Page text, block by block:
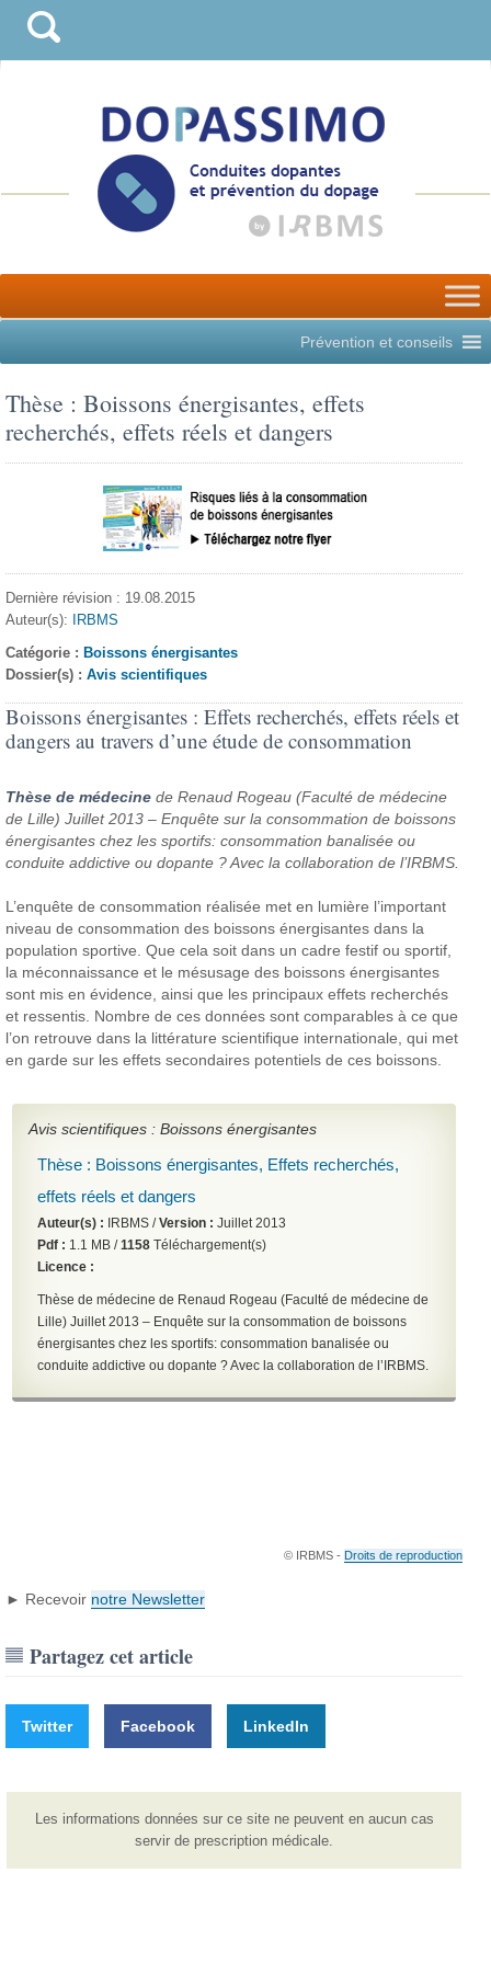
Prévention et conseils
Thèse : Boissons énergisantes, effets
recherchés, effets réels et dangers
Dernière révision : 19.08.2015
Auteur(s):
IRBMS
Catégorie : Boissons énergisantes
Dossier(s) :Avis scientifiques
Boissons énergisantes : Effets recherchés, effets réels et
dangers au travers d’une étude de consommation
Thèse de médecine de Renaud Rogeau (Faculté de médecine
de Lille) Juillet 2013 – Enquête sur la consommation de boissons
énergisantes chez les sportifs: consommation banalisée ou
conduite addictive ou dopante ? Avec la collaboration de l’IRBMS.
L’enquête de consommation réalisée met en lumière l’important
niveau de consommation des boissons énergisantes dans la
population sportive. Que cela soit dans un cadre festif ou sportif,
la méconnaissance et le mésusage des boissons énergisantes
sont mis en évidence, ainsi que les principaux effets recherchés
et ressentis. Nombre de ces données sont comparables à ce que
l’on retrouve dans la littérature scientifique internationale, qui met
en garde sur les effets secondaires potentiels de ces boissons.
Avis scientifiques : Boissons énergisantes
Thèse : Boissons énergisantes, Effets recherchés,
effets réels et dangers
Auteur(s) : IRBMS /Version : Juillet 2013
Pdf : 1.1 MB /1158 Téléchargement(s)
Licence :
Thèse de médecine de Renaud Rogeau (Faculté de médecine de
Lille) Juillet 2013 – Enquête sur la consommation de boissons
énergisantes chez les sportifs: consommation banalisée ou
conduite addictive ou dopante ? Avec la collaboration de l’IRBMS.
© IRBMS - Droits de reproduction
► Recevoir notre Newsletter
Partagez cet article
Twitter Facebook LinkedIn
Les informations données sur ce site ne peuvent en aucun cas
servir de prescription médicale.